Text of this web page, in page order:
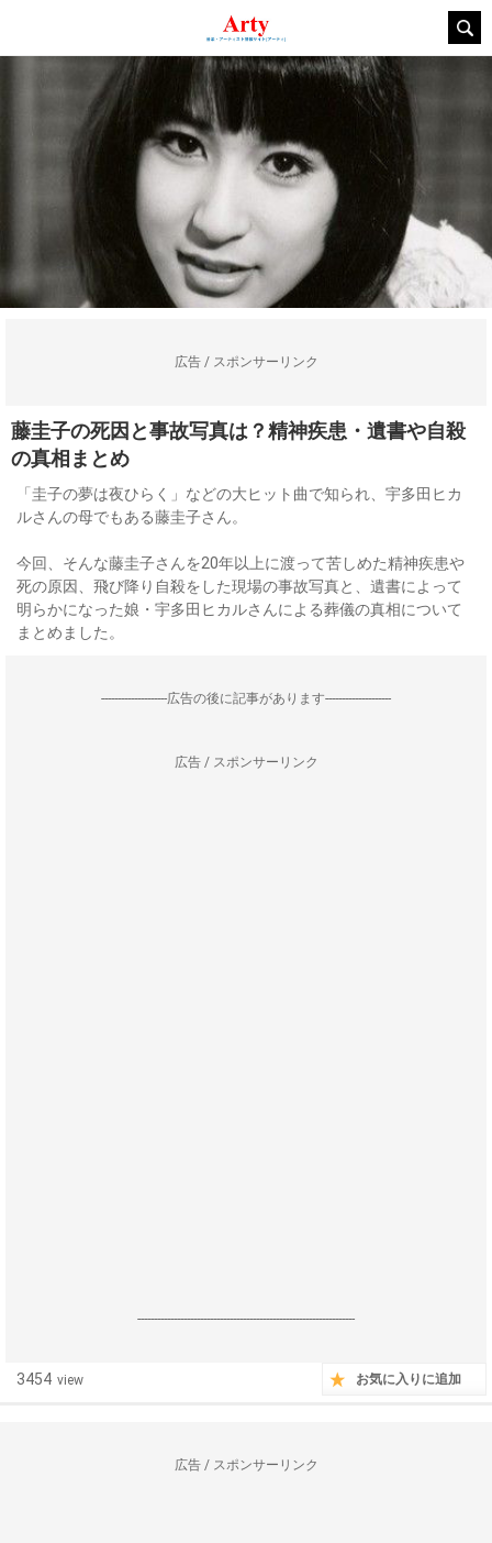
広告 / スポンサーリンク
藤圭子の死因と事故写真は？精神疾患・遺書や自殺
の真相まとめ
「圭子の夢は夜ひらく」などの大ヒット曲で知られ、宇多田ヒカ
ルさんの母でもある藤圭子さん。
今回、そんな藤圭子さんを20年以上に渡って苦しめた精神疾患や
死の原因、飛び降り自殺をした現場の事故写真と、遺書によって
明らかになった娘・宇多田ヒカルさんによる葬儀の真相について
まとめました。
--------------------広告の後に記事があります--------------------
広告 / スポンサーリンク
------------------------------------------------------------------
3454 view お気に入りに追加
広告 / スポンサーリンク